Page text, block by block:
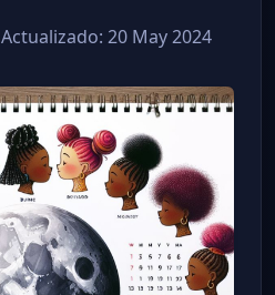
Actualizado: 20 May 2024